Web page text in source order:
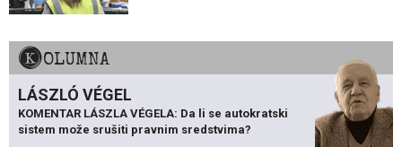
KOLUMNA
LÁSZLÓ VÉGEL
KOMENTAR LÁSZLA VÉGELA: Da li se autokratski
sistem može srušiti pravnim sredstvima?